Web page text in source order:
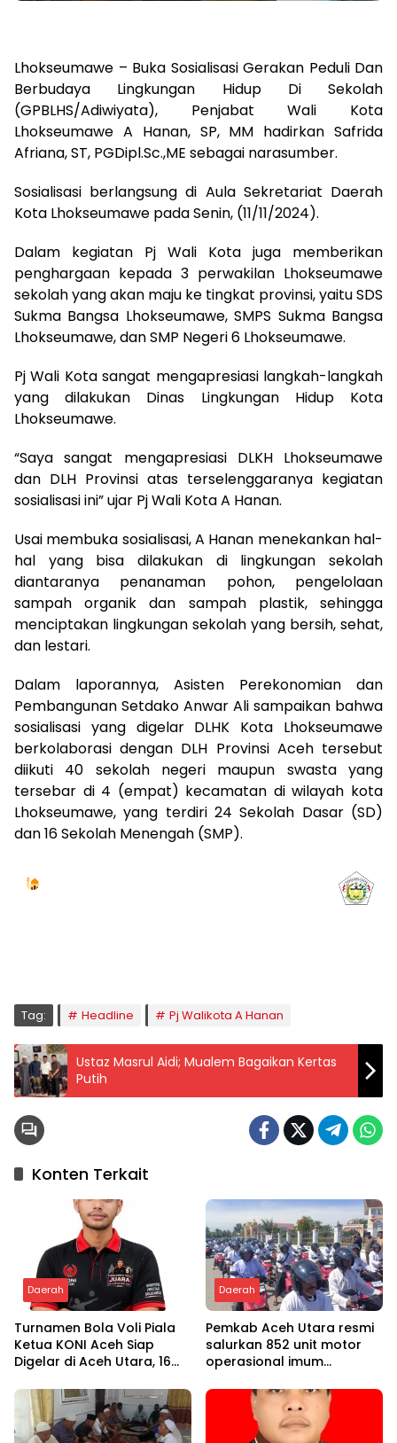
Lhokseumawe – Buka Sosialisasi Gerakan Peduli Dan
Berbudaya Lingkungan Hidup Di Sekolah
(GPBLHS/Adiwiyata), Penjabat Wali Kota
Lhokseumawe A Hanan, SP, MM hadirkan Safrida
Afriana, ST, PGDipl.Sc.,ME sebagai narasumber.
Sosialisasi berlangsung di Aula Sekretariat Daerah
Kota Lhokseumawe pada Senin, (11/11/2024).
Dalam kegiatan Pj Wali Kota juga memberikan
penghargaan kepada 3 perwakilan Lhokseumawe
sekolah yang akan maju ke tingkat provinsi, yaitu SDS
Sukma Bangsa Lhokseumawe, SMPS Sukma Bangsa
Lhokseumawe, dan SMP Negeri 6 Lhokseumawe.
Pj Wali Kota sangat mengapresiasi langkah-langkah
yang dilakukan Dinas Lingkungan Hidup Kota
Lhokseumawe.
“Saya sangat mengapresiasi DLKH Lhokseumawe
dan DLH Provinsi atas terselenggaranya kegiatan
sosialisasi ini” ujar Pj Wali Kota A Hanan.
Usai membuka sosialisasi, A Hanan menekankan hal-
hal yang bisa dilakukan di lingkungan sekolah
diantaranya penanaman pohon, pengelolaan
sampah organik dan sampah plastik, sehingga
menciptakan lingkungan sekolah yang bersih, sehat,
dan lestari.
Dalam laporannya, Asisten Perekonomian dan
Pembangunan Setdako Anwar Ali sampaikan bahwa
sosialisasi yang digelar DLHK Kota Lhokseumawe
berkolaborasi dengan DLH Provinsi Aceh tersebut
diikuti 40 sekolah negeri maupun swasta yang
tersebar di 4 (empat) kecamatan di wilayah kota
Lhokseumawe, yang terdiri 24 Sekolah Dasar (SD)
dan 16 Sekolah Menengah (SMP).
Tag: Headline Pj Walikota A Hanan
Ustaz Masrul Aidi; Mualem Bagaikan Kertas
Putih
Konten Terkait
Daerah
Turnamen Bola Voli Piala
Ketua KONI Aceh Siap
Digelar di Aceh Utara, 16
Ambil Bagian
Daerah
Pemkab Aceh Utara resmi
salurkan 852 unit motor
operasional imum